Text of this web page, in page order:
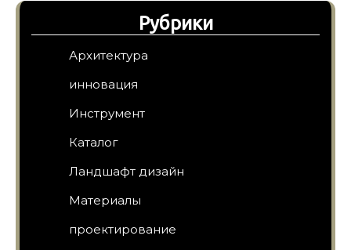
Рубрики
Архитектура
инновация
Инструмент
Каталог
Ландшафт дизайн
Материалы
проектирование